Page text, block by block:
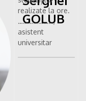
GOLUB
realizate la ore.
…………………,
asistent
universitar